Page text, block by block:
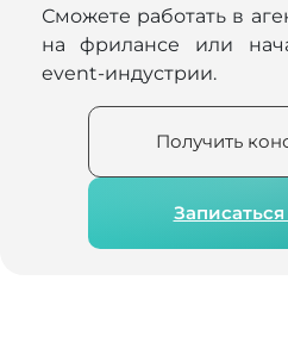
Сможете работать в
на фрилансе или
event-индустрии.
Получить